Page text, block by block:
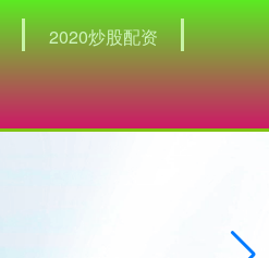
2020炒股配资